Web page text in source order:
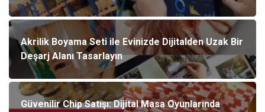
Akrilik Boyama Seti ile Evinizde Dijitalden Uzak Bir
Deşarj Alanı Tasarlayın
Güvenilir Chip Satışı: Dijital Masa Oyunlarında